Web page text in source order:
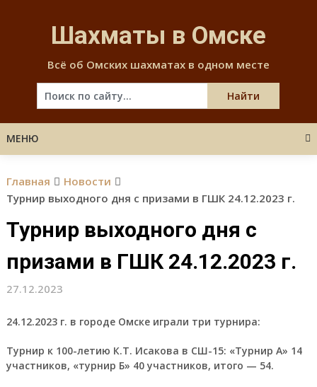
content
Шахматы в Омске
Всё об Омских шахматах в одном месте
МЕНЮ
Главная
Новости
Турнир выходного дня с призами в ГШК 24.12.2023 г.
Турнир выходного дня с
призами в ГШК 24.12.2023 г.
27.12.2023
24.12.2023 г. в городе Омске играли три турнира:
Турнир к 100-летию К.Т. Исакова в СШ-15: «Турнир А» 14
участников, «турнир Б» 40 участников, итого — 54.